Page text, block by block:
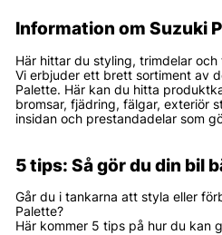
Information om Suzuki
Här hittar du styling, trimdelar och
Vi erbjuder ett brett sortiment av
Palette. Här kan du hitta
bromsar, fjädring, fälgar, exteriör
insidan och prestandadelar som
5 tips: Så gör du din bil
Går du i tankarna att styla eller
Palette?
Här kommer 5 tips på hur du kan